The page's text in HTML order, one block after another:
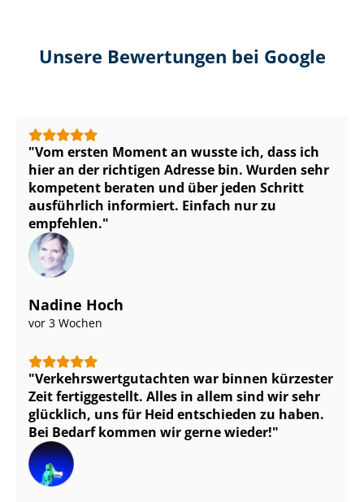
Unsere Bewertungen bei Google
Vom ersten Moment an wusste ich, dass ich
hier an der richtigen Adresse bin. Wurden sehr
kompetent beraten und über jeden Schritt
ausführlich informiert. Einfach nur zu
empfehlen.
Nadine Hoch
vor 3 Wochen
Ver­kehrs­wert­gut­ach­ten war binnen kürzester
Zeit fertiggestellt. Alles in allem sind wir sehr
glücklich, uns für Heid entschieden zu haben.
Bei Bedarf kommen wir gerne wieder!